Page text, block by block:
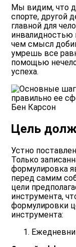
Мы видим, что
спорте, другой
главной для
инвалидностью
чем смысл
умрешь все
помощью
успеха.
Бен Карсон
Цель
Устно
Только
формулировка
перед самим
цели
инструмента,
формулировки
инструмента: